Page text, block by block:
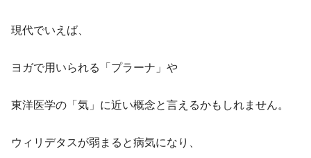
現代でいえば、
ヨガで用いられる「プラーナ」や
東洋医学の「気」に近い概念と言えるかもしれません。
ウィリデタスが弱まると病気になり、